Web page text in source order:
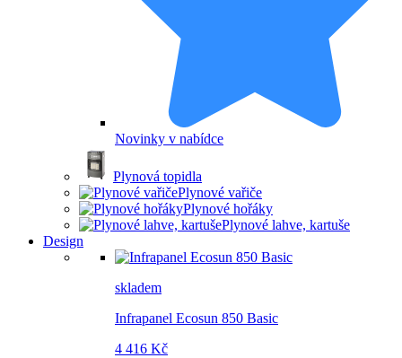
Novinky v nabídce
Plynová topidla
Plynové vařiče
Plynové hořáky
Plynové lahve, kartuše
Design
skladem
Infrapanel Ecosun 850 Basic
4 416 Kč